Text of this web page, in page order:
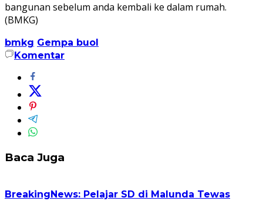
bangunan sebelum anda kembali ke dalam rumah.
(BMKG)
bmkg Gempa buol
Komentar
Baca Juga
BreakingNews: Pelajar SD di Malunda Tewas